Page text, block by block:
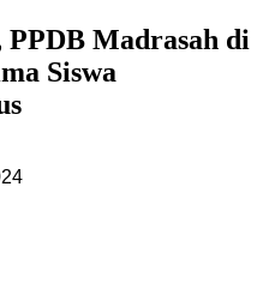
PPDB Madrasah di
Siswa